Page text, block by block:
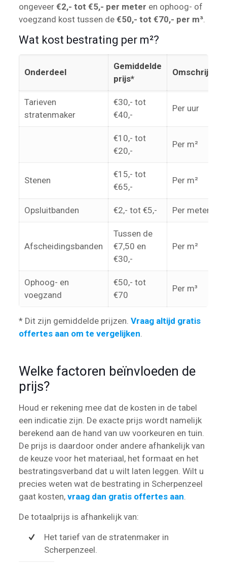
ongeveer €2,- tot €5,- per meter en ophoog- of
voegzand kost tussen de €50,- tot €70,- per m³.
Wat kost bestrating per m²?
Onderdeel
Gemiddelde
prijs*
Omschrijving
Tarieven
stratenmaker
€30,- tot
€40,-
Per uur
€10,- tot
€20,-
Per m²
Stenen
€15,- tot
€65,-
Per m²
Opsluitbanden €2,- tot €5,- Per meter
Afscheidingsbanden
Tussen de
€7,50 en
€30,-
Per m²
Ophoog- en
voegzand
€50,- tot
€70
Per m³
* Dit zijn gemiddelde prijzen. Vraag altijd gratis
offertes aan om te vergelijken.
Welke factoren beïnvloeden de
prijs?
Houd er rekening mee dat de kosten in de tabel
een indicatie zijn. De exacte prijs wordt namelijk
berekend aan de hand van uw voorkeuren en tuin.
De prijs is daardoor onder andere afhankelijk van
de keuze voor het materiaal, het formaat en het
bestratingsverband dat u wilt laten leggen. Wilt u
precies weten wat de bestrating in Scherpenzeel
gaat kosten, vraag dan gratis offertes aan.
De totaalprijs is afhankelijk van:
Het tarief van de stratenmaker in
Scherpenzeel.